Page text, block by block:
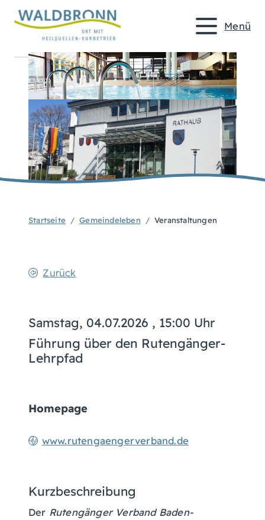
Menü
Startseite Gemeindeleben Veranstaltungen
Zurück
Samstag, 04.07.2026 , 15:00 Uhr
Führung über den Rutengänger-
Lehrpfad
Homepage
www.rutengaengerverband.de
Kurzbeschreibung
Der Rutengänger Verband Baden-